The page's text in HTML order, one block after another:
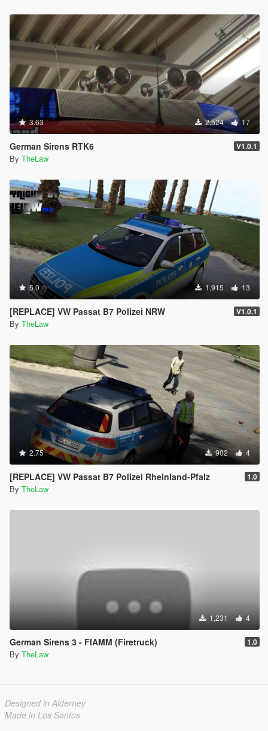
3.63 2,524 17
German Sirens RTK6 V1.0.1
By TheLaw
5.0 1,915 13
[REPLACE] VW Passat B7 Polizei NRW V1.0.1
By TheLaw
2.75 902 4
[REPLACE] VW Passat B7 Polizei Rheinland-Pfalz 1.0
By TheLaw
1,231 4
German Sirens 3 - FIAMM (Firetruck) 1.0
By TheLaw
Designed in Alderney
Made in Los Santos